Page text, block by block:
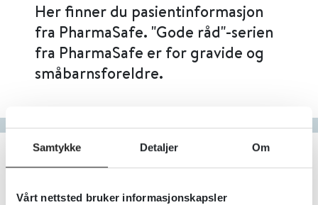
Samtykke Detaljer Om
Vårt nettsted bruker informasjonskapsler
Her finner du pasientinformasjon
fra PharmaSafe. "Gode råd"-serien
fra PharmaSafe er for gravide og
småbarnsforeldre.
Gå til bokstav
Filter